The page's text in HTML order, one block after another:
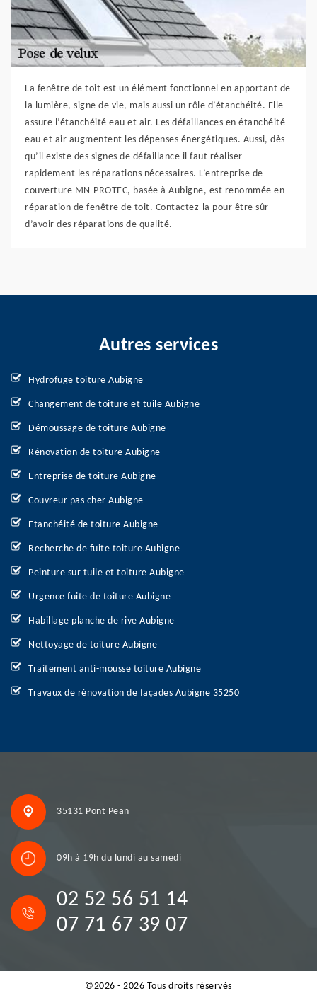
La fenêtre de toit est un élément fonctionnel en apportant de
la lumière, signe de vie, mais aussi un rôle d’étanchéité. Elle
assure l’étanchéité eau et air. Les défaillances en étanchéité
eau et air augmentent les dépenses énergétiques. Aussi, dès
qu’il existe des signes de défaillance il faut réaliser
rapidement les réparations nécessaires. L’entreprise de
couverture MN-PROTEC, basée à Aubigne, est renommée en
réparation de fenêtre de toit. Contactez-la pour être sûr
d’avoir des réparations de qualité.
Autres services
Hydrofuge toiture Aubigne
Changement de toiture et tuile Aubigne
Démoussage de toiture Aubigne
Rénovation de toiture Aubigne
Entreprise de toiture Aubigne
Couvreur pas cher Aubigne
Etanchéité de toiture Aubigne
Recherche de fuite toiture Aubigne
Peinture sur tuile et toiture Aubigne
Urgence fuite de toiture Aubigne
Habillage planche de rive Aubigne
Nettoyage de toiture Aubigne
Traitement anti-mousse toiture Aubigne
Travaux de rénovation de façades Aubigne 35250
35131 Pont Pean
09h à 19h du lundi au samedi
02 52 56 51 14
07 71 67 39 07
©2026 - 2026 Tous droits réservés